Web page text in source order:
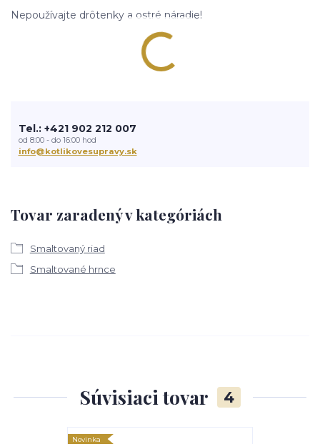
Nepoužívajte drôtenky a ostré náradie!
Tovar zaradený v kategóriách
Smaltovaný riad
Smaltované hrnce
Tel.: +421 902 212 007
od 8:00 - do 16:00 hod
info@kotlikovesupravy.sk
Súvisiaci tovar 4
Novinka